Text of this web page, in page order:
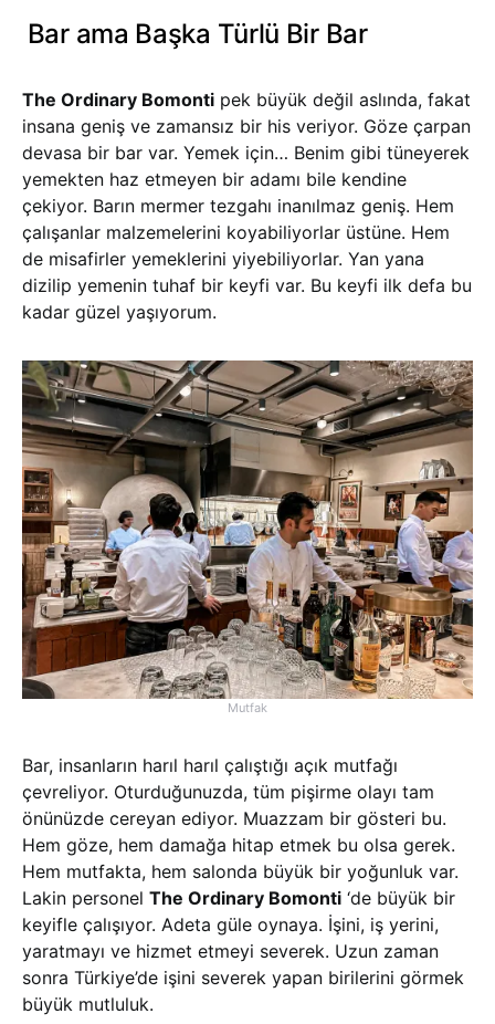
Bar ama Başka Türlü Bir Bar
The Ordinary Bomonti pek büyük değil aslında, fakat
insana geniş ve zamansız bir his veriyor. Göze çarpan
devasa bir bar var. Yemek için… Benim gibi tüneyerek
yemekten haz etmeyen bir adamı bile kendine
çekiyor. Barın mermer tezgahı inanılmaz geniş. Hem
çalışanlar malzemelerini koyabiliyorlar üstüne. Hem
de misafirler yemeklerini yiyebiliyorlar. Yan yana
dizilip yemenin tuhaf bir keyfi var. Bu keyfi ilk defa bu
kadar güzel yaşıyorum.
Mutfak
Bar, insanların harıl harıl çalıştığı açık mutfağı
çevreliyor. Oturduğunuzda, tüm pişirme olayı tam
önünüzde cereyan ediyor. Muazzam bir gösteri bu.
Hem göze, hem damağa hitap etmek bu olsa gerek.
Hem mutfakta, hem salonda büyük bir yoğunluk var.
Lakin personel The Ordinary Bomonti ‘de büyük bir
keyifle çalışıyor. Adeta güle oynaya. İşini, iş yerini,
yaratmayı ve hizmet etmeyi severek. Uzun zaman
sonra Türkiye’de işini severek yapan birilerini görmek
büyük mutluluk.